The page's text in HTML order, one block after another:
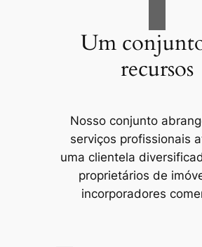
Um
recursos
Nosso conjunto
serviços profissionais
uma clientela
proprietários de
incorporadores